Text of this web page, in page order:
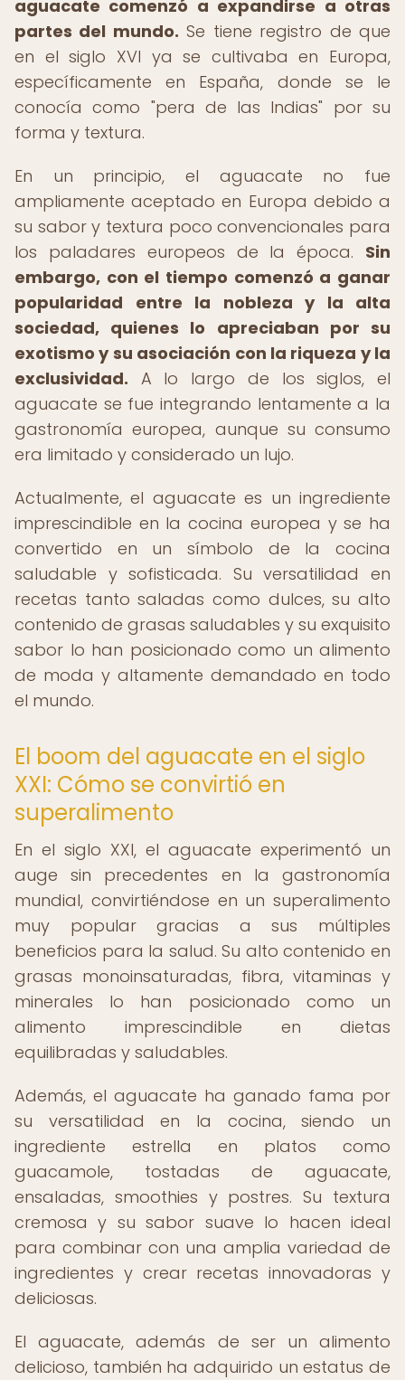
aguacate comenzó a expandirse a otras
partes del mundo. Se tiene registro de que
en el siglo XVI ya se cultivaba en Europa,
específicamente en España, donde se le
conocía como "pera de las Indias" por su
forma y textura.
En un principio, el aguacate no fue
ampliamente aceptado en Europa debido a
su sabor y textura poco convencionales para
los paladares europeos de la época. Sin
embargo, con el tiempo comenzó a ganar
popularidad entre la nobleza y la alta
sociedad, quienes lo apreciaban por su
exotismo y su asociación con la riqueza y la
exclusividad. A lo largo de los siglos, el
aguacate se fue integrando lentamente a la
gastronomía europea, aunque su consumo
era limitado y considerado un lujo.
Actualmente, el aguacate es un ingrediente
imprescindible en la cocina europea y se ha
convertido en un símbolo de la cocina
saludable y sofisticada. Su versatilidad en
recetas tanto saladas como dulces, su alto
contenido de grasas saludables y su exquisito
sabor lo han posicionado como un alimento
de moda y altamente demandado en todo
el mundo.
El boom del aguacate en el siglo
XXI: Cómo se convirtió en
superalimento
En el siglo XXI, el aguacate experimentó un
auge sin precedentes en la gastronomía
mundial, convirtiéndose en un superalimento
muy popular gracias a sus múltiples
beneficios para la salud. Su alto contenido en
grasas monoinsaturadas, fibra, vitaminas y
minerales lo han posicionado como un
alimento imprescindible en dietas
equilibradas y saludables.
Además, el aguacate ha ganado fama por
su versatilidad en la cocina, siendo un
ingrediente estrella en platos como
guacamole, tostadas de aguacate,
ensaladas, smoothies y postres. Su textura
cremosa y su sabor suave lo hacen ideal
para combinar con una amplia variedad de
ingredientes y crear recetas innovadoras y
deliciosas.
El aguacate, además de ser un alimento
delicioso, también ha adquirido un estatus de